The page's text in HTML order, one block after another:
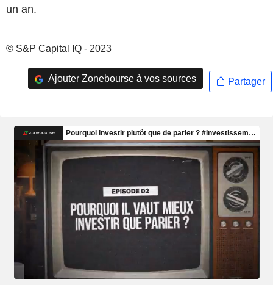
un an.
© S&P Capital IQ - 2023
Ajouter Zonebourse à vos sources Partager